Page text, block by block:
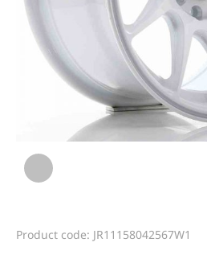
Product code: JR11158042567W1